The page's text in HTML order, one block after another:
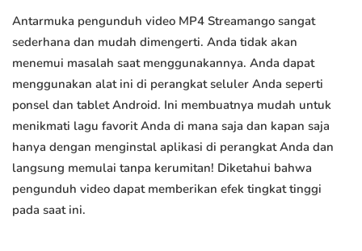
Antarmuka pengunduh video MP4 Streamango sangat
sederhana dan mudah dimengerti. Anda tidak akan
menemui masalah saat menggunakannya. Anda dapat
menggunakan alat ini di perangkat seluler Anda seperti
ponsel dan tablet Android. Ini membuatnya mudah untuk
menikmati lagu favorit Anda di mana saja dan kapan saja
hanya dengan menginstal aplikasi di perangkat Anda dan
langsung memulai tanpa kerumitan! Diketahui bahwa
pengunduh video dapat memberikan efek tingkat tinggi
pada saat ini.